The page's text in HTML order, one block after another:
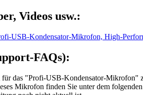
Videos usw.:
USB-Kondensator-Mikrofon, High-
FAQs):
das "Profi-USB-Kondensator-Mikrofon"
Mikrofon finden Sie unter dem